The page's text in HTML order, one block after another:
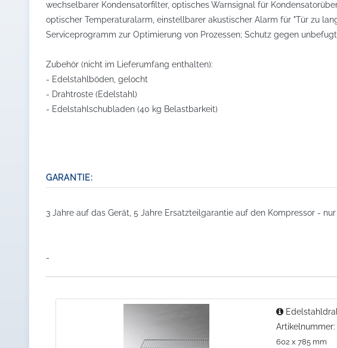
wechselbarer Kondensatorfilter, optisches Warnsignal für
optischer Temperaturalarm, einstellbarer akustischer Alarm für "Tür zu
Serviceprogramm zur Optimierung von Prozessen; Schutz gegen
Zubehör (nicht im Lieferumfang enthalten):
- Edelstahlböden, gelocht
- Drahtroste (Edelstahl)
- Edelstahlschubladen (40 kg Belastbarkeit)
GARANTIE:
3 Jahre auf das Gerät, 5 Jahre Ersatzteilgarantie auf den Kompressor -
-
Artikelnummer:
602 x 785 mm